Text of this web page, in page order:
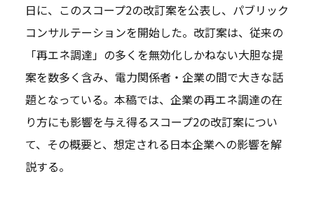
日に、このスコープ2の改訂案を公表し、パブリック
コンサルテーションを開始した。改訂案は、従来の
「再エネ調達」の多くを無効化しかねない大胆な提
案を数多く含み、電力関係者・企業の間で大きな話
題となっている。本稿では、企業の再エネ調達の在
り方にも影響を与え得るスコープ2の改訂案につい
て、その概要と、想定される日本企業への影響を解
説する。